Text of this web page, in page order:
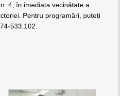
4, în imediata vecinătate a
Pentru programări, puteți
533.102.